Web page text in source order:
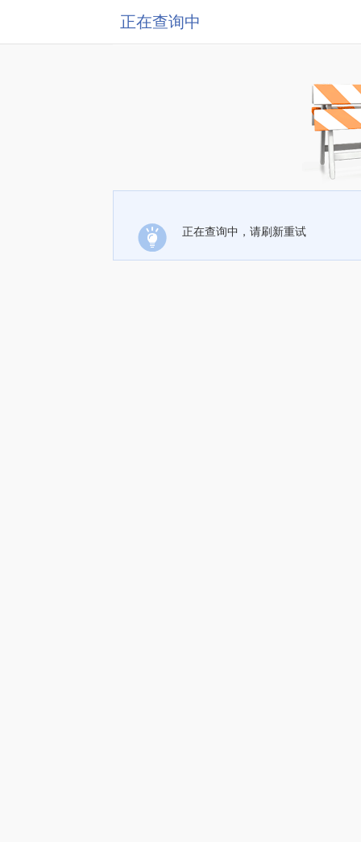
正在查询中
正在查询中，请刷新重试